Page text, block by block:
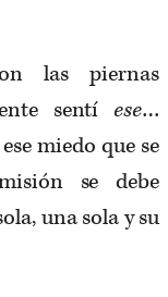
las piernas
sentíese…
miedo que se
se debe
una sola y su